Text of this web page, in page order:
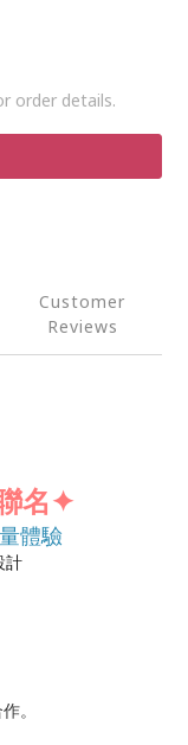
order details.
Customer
Reviews
名✦
體驗
計
。